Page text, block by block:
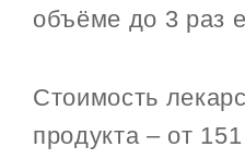
объёме до 3 раз
Стоимость
продукта – от